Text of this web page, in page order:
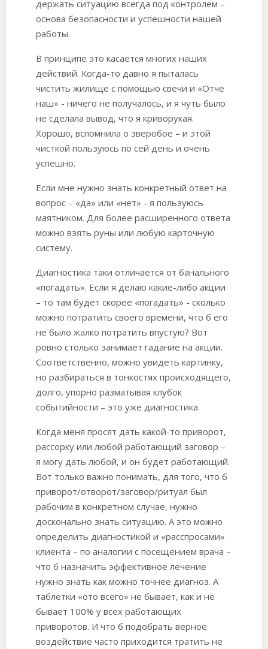
держать ситуацию всегда под контролем –
основа безопасности и успешности нашей
работы.
В принципе это касается многих наших
действий. Когда-то давно я пыталась
чистить жилище с помощью свечи и «Отче
наш» - ничего не получалось, и я чуть было
не сделала вывод, что я криворукая.
Хорошо, вспомнила о зверобое – и этой
чисткой пользуюсь по сей день и очень
успешно.
Если мне нужно знать конкретный ответ на
вопрос – «да» или «нет» - я пользуюсь
маятником. Для более расширенного ответа
можно взять руны или любую карточную
систему.
Диагностика таки отличается от банального
«погадать». Если я делаю какие-либо акции
– то там будет скорее «погадать» - сколько
можно потратить своего времени, что б его
не было жалко потратить впустую? Вот
ровно столько занимает гадание на акции.
Соответственно, можно увидеть картинку,
но разбираться в тонкостях происходящего,
долго, упорно разматывая клубок
событийности – это уже диагностика.
Когда меня просят дать какой-то приворот,
рассорку или любой работающий заговор –
я могу дать любой, и он будет работающий.
Вот только важно понимать, для того, что б
приворот/отворот/заговор/ритуал был
рабочим в конкретном случае, нужно
досконально знать ситуацию. А это можно
определить диагностикой и «расспросами»
клиента – по аналогии с посещением врача –
что б назначить эффективное лечение
нужно знать как можно точнее диагноз. А
таблетки «ото всего» не бывает, как и не
бывает 100% у всех работающих
приворотов. И что б подобрать верное
воздействие часто приходится тратить не